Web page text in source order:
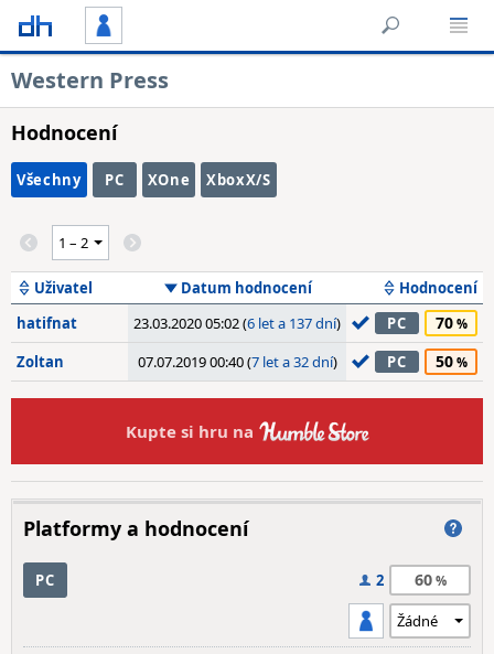
Western Press
Hodnocení
Všechny PC XOne XboxX/S
Uživatel Datum hodnocení
Hodnocení
hatifnat
23.03.2020 05:02 (6 let a 137 dní) PC 70
Zoltan 07.07.2019 00:40 (7 let a 32 dní) PC 50
Kupte si hru na
Platformy a hodnocení
PC 2 60